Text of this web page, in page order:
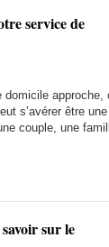
service de
domicile approche,
s’avérer être
couple, une
sur le